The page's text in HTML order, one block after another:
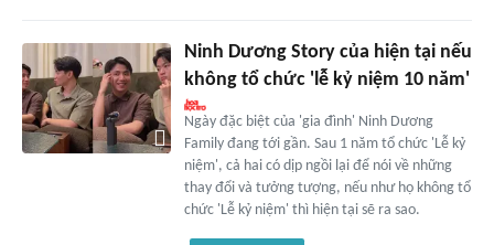
Ninh Dương Story của hiện tại nếu
không tổ chức 'lễ kỷ niệm 10 năm'
Ngày đặc biệt của 'gia đình' Ninh Dương
Family đang tới gần. Sau 1 năm tổ chức 'Lễ kỷ
niệm', cả hai có dịp ngồi lại để nói về những
thay đổi và tưởng tượng, nếu như họ không tổ
chức 'Lễ kỷ niệm' thì hiện tại sẽ ra sao.